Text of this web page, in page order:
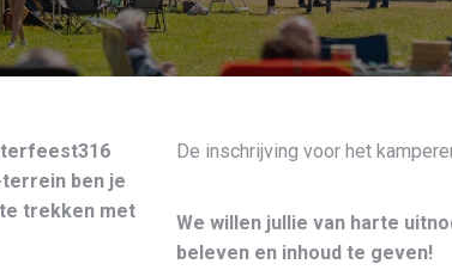
ben je
trekken met
De inschrijving voor het
We willen jullie van harte
beleven en inhoud te geven!